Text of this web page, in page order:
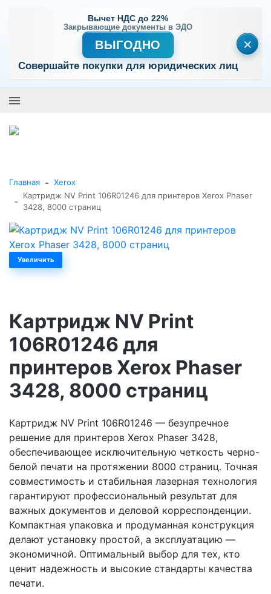
Вычет НДС до 22%
Закрывающие документы в ЭДО
ВЫГОДНО
Совершайте покупки для юридических лиц
×
Главная - Xerox
-
Картридж NV Print 106R01246 для принтеров Xerox Phaser
3428, 8000 страниц
Увеличить
Картридж NV Print
106R01246 для
принтеров Xerox Phaser
3428, 8000 страниц
Картридж NV Print 106R01246 — безупречное
решение для принтеров Xerox Phaser 3428,
обеспечивающее исключительную четкость черно-
белой печати на протяжении 8000 страниц. Точная
совместимость и стабильная лазерная технология
гарантируют профессиональный результат для
важных документов и деловой корреспонденции.
Компактная упаковка и продуманная конструкция
делают установку простой, а эксплуатацию —
экономичной. Оптимальный выбор для тех, кто
ценит надежность и высокие стандарты качества
печати.